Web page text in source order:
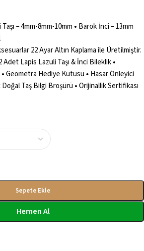
– 4mm-8mm-10mm • Barok İnci – 13mm
22 Ayar Altın Kaplama ile Üretilmiştir.
Adet Lapis Lazuli Taşı & İnci Bileklik•
•Geometra Hediye Kutusu • Hasar Önleyici
Doğal Taş Bilgi Broşürü •Orijinallik Sertifikası
Sepete Ekle
Hemen Al